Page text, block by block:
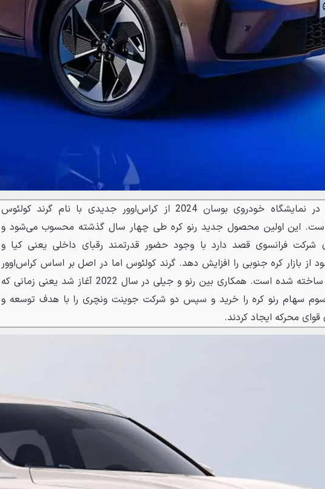
بخش کره‌ای رنو در نمایشگاه خودروی بوسان 2024 از کراس‌اوور جدیدی با نام گرند کولئوس
است. این اولین محصول جدید رنو کره طی چهار سال گذشته محسوب می‌شود و
شرکت فرانسوی قصد دارد با وجود حضور قدرتمند رقبای داخلی یعنی کیا و
از بازار کره جنوبی را افزایش دهد. گرند کولئوس اما در اصل بر اساس کراس‌اوور
ساخته شده است. همکاری بین رنو و جیلی در سال 2022 آغاز شد یعنی زمانی که
سهام رنو کره را خرید و سپس دو شرکت جوینت ونچری را با هدف توسعه و
محرکه ایجاد کردند.